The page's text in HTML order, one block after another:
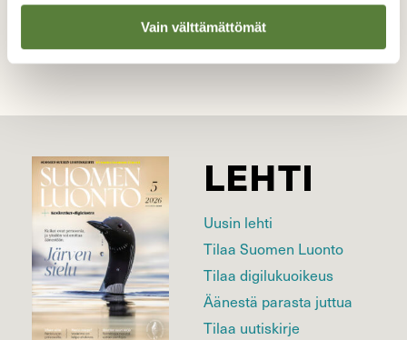
Vain välttämättömät
LEHTI
Uusin lehti
Tilaa Suomen Luonto
Tilaa digilukuoikeus
Äänestä parasta juttua
Tilaa uutiskirje